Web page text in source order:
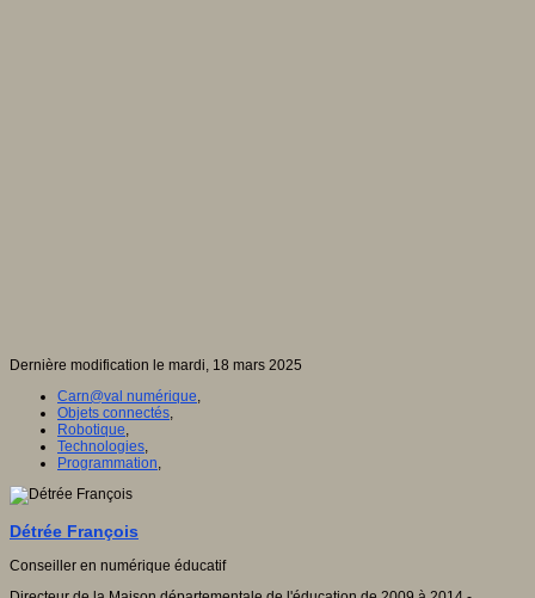
Dernière modification le mardi, 18 mars 2025
Carn@val numérique,
Objets connectés,
Robotique,
Technologies,
Programmation,
Détrée François
Conseiller en numérique éducatif